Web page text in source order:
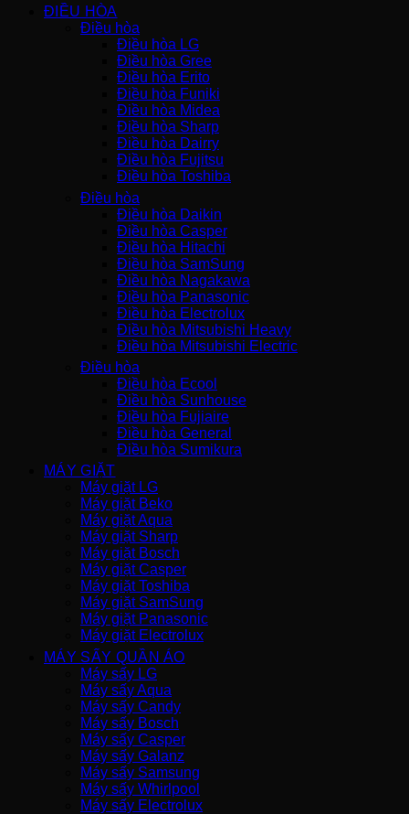
ĐIỀU HÒA
Điều hòa
Điều hòa LG
Điều hòa Gree
Điều hòa Erito
Điều hòa Funiki
Điều hòa Midea
Điều hòa Sharp
Điều hòa Dairry
Điều hòa Fujitsu
Điều hòa Toshiba
Điều hòa
Điều hòa Daikin
Điều hòa Casper
Điều hòa Hitachi
Điều hòa SamSung
Điều hòa Nagakawa
Điều hòa Panasonic
Điều hòa Electrolux
Điều hòa Mitsubishi Heavy
Điều hòa Mitsubishi Electric
Điều hòa
Điều hòa Ecool
Điều hòa Sunhouse
Điều hòa Fujiaire
Điều hòa General
Điều hòa Sumikura
MÁY GIẶT
Máy giặt LG
Máy giặt Beko
Máy giặt Aqua
Máy giặt Sharp
Máy giặt Bosch
Máy giặt Casper
Máy giặt Toshiba
Máy giặt SamSung
Máy giặt Panasonic
Máy giặt Electrolux
MÁY SẤY QUẦN ÁO
Máy sấy LG
Máy sấy Aqua
Máy sấy Candy
Máy sấy Bosch
Máy sấy Casper
Máy sấy Galanz
Máy sấy Samsung
Máy sấy Whirlpool
Máy sấy Electrolux